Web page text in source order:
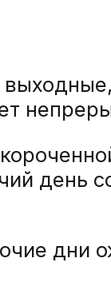
день
дни